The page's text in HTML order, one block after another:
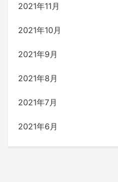
2021年11月
2021年10月
2021年9月
2021年8月
2021年7月
2021年6月